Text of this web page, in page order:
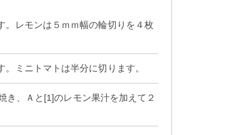
。レモンは５ｍｍ幅の輪切りを４枚
ミニトマトは半分に切ります。
き、Ａと[1]のレモン果汁を加えて２